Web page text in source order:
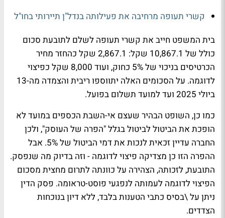
קשרי תעופה מרחיבה את פעילותה בנדל"ן תיירותי בחו"ל
בית המשפט חייב את קשרי תעופה לשלם לתובעת סכום
כולל של 10,867.1 שקל: 2,867.1 שקל כהחזר מחיר
הכרטיסים בניכוי של 5% כחוק, ועוד 8,000 שקל כפיצוי
לדוגמה. על הסכומים האלה יתווספו ריבית והצמדה מה-13
ביולי 2025 ועד למועד תשלום בפועל.
כמו כן, השופט הבהיר שעצם אי-השבת הכספים במועד לא
הופכת את הביטול לביטול בגלל "הפרה של העוסק", ולכן
החברה עדיין זכאית לנכות את דמי הביטול של 5%. אבל
ההפרה הזו כן מצדיקה פיצוי לדוגמה - וזה בדיוק מה שנפסק.
התובעת, לזכותה, הצהירה על כוונתה לתרום מחצית מסכום
הפיצוי לדוגמה לעמותה לנפגעי פוסט-טראומה. פסק הדין
ניתן על \בסיס כתבי הטענות בלבד, ללא דיון בנוכחות
הצדדים.